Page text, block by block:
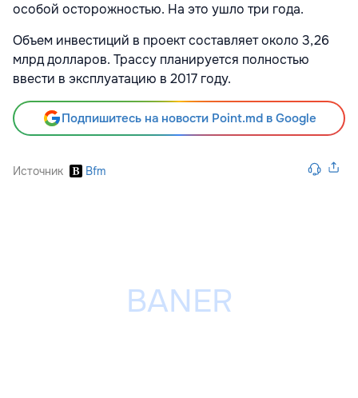
особой осторожностью. На это ушло три года.
Объем инвестиций в проект составляет около 3,26
млрд долларов. Трассу планируется полностью
ввести в эксплуатацию в 2017 году.
Подпишитесь на новости Point.md в Google
Источник Bfm